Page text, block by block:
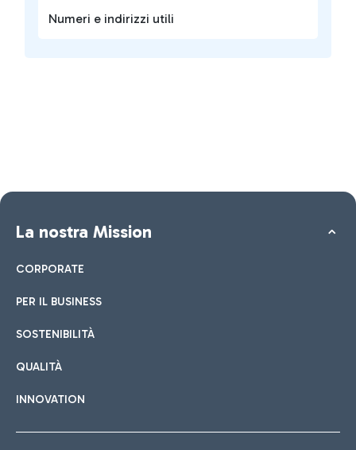
Numeri e indirizzi utili
La nostra Mission
CORPORATE
PER IL BUSINESS
SOSTENIBILITÀ
QUALITÀ
INNOVATION